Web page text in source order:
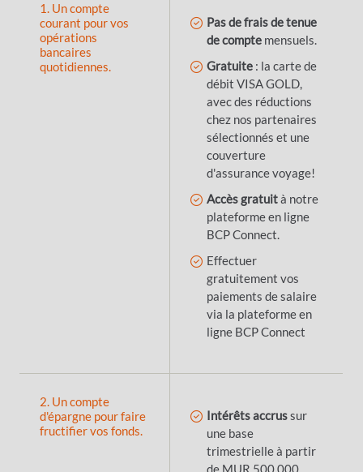
1. Un compte
courant pour vos
opérations
bancaires
quotidiennes.
Pas de frais de tenue
de comptemensuels.
Gratuite: la carte de
débit VISA GOLD,
avec des réductions
chez nos partenaires
sélectionnés et une
couverture
d'assurance voyage!
Accès gratuità notre
plateforme en ligne
BCP Connect.
Effectuer
gratuitement vos
paiements de salaire
via la plateforme en
ligne BCP Connect
2. Un compte
d'épargne pour faire
fructifier vos fonds.
Intérêts accrussur
une base
trimestrielle à partir
de MUR 500,000.